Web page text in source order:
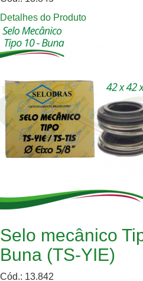
Detalhes do Produto
Selo mecânico
Buna (TS-YIE)
Cód.: 13.842